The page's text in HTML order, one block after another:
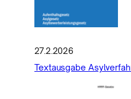
27.2.2026
Textausgabe